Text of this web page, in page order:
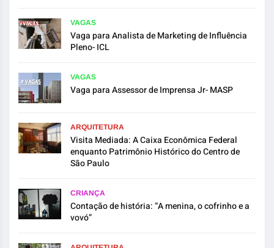
VAGAS
Vaga para Analista de Marketing de Influência
Pleno- ICL
VAGAS
Vaga para Assessor de Imprensa Jr- MASP
ARQUITETURA
Visita Mediada: A Caixa Econômica Federal
enquanto Patrimônio Histórico do Centro de
São Paulo
CRIANÇA
Contação de história: “A menina, o cofrinho e a
vovó”